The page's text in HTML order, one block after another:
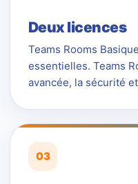
Deux licences
Teams Rooms
essentielles. Teams
avancée, la sécurité
03